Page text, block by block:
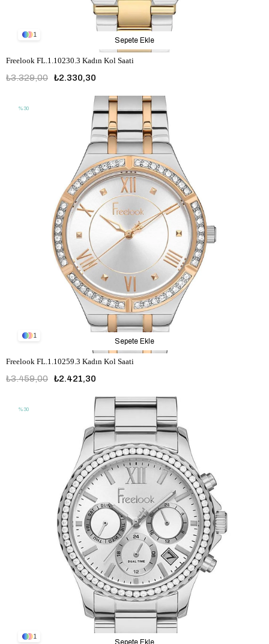
1
Freelook FL.1.10230.3 Kadın Kol Saati
₺2.330,30
₺3.329,00
Sepete Ekle
1
Freelook FL.1.10259.3 Kadın Kol Saati
₺2.421,30
₺3.459,00
Sepete Ekle
%30
1
Sepete Ekle
%30